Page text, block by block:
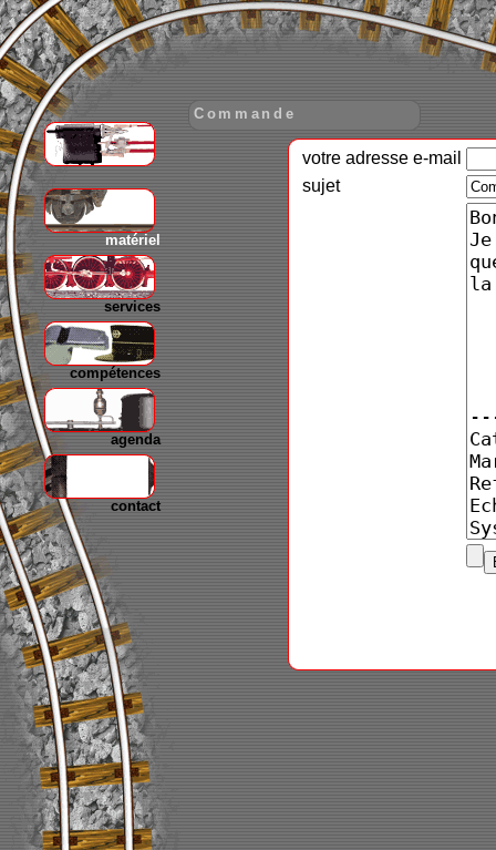
matériel
services
compétences
agenda
contact
Commande
votre adresse e-mail
sujet